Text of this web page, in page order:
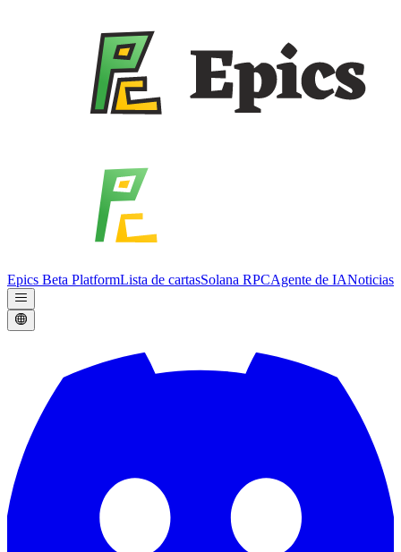
Epics Beta PlatformLista de cartasSolana RPCAgente de IANoticias